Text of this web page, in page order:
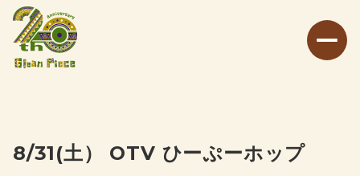
8/31(土） OTV ひーぷーホップ